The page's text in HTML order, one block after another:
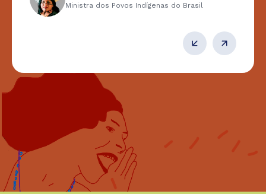
Ministra dos Povos Indígenas do Brasil